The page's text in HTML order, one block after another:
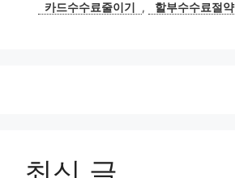
카드수수료줄이기
, 할부수수료절약